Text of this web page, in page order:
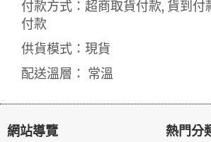
付款方式：超商取貨付款, 貨到付
付款
供貨模式：現貨
配送溫層： 常溫
網站導覽 熱門分